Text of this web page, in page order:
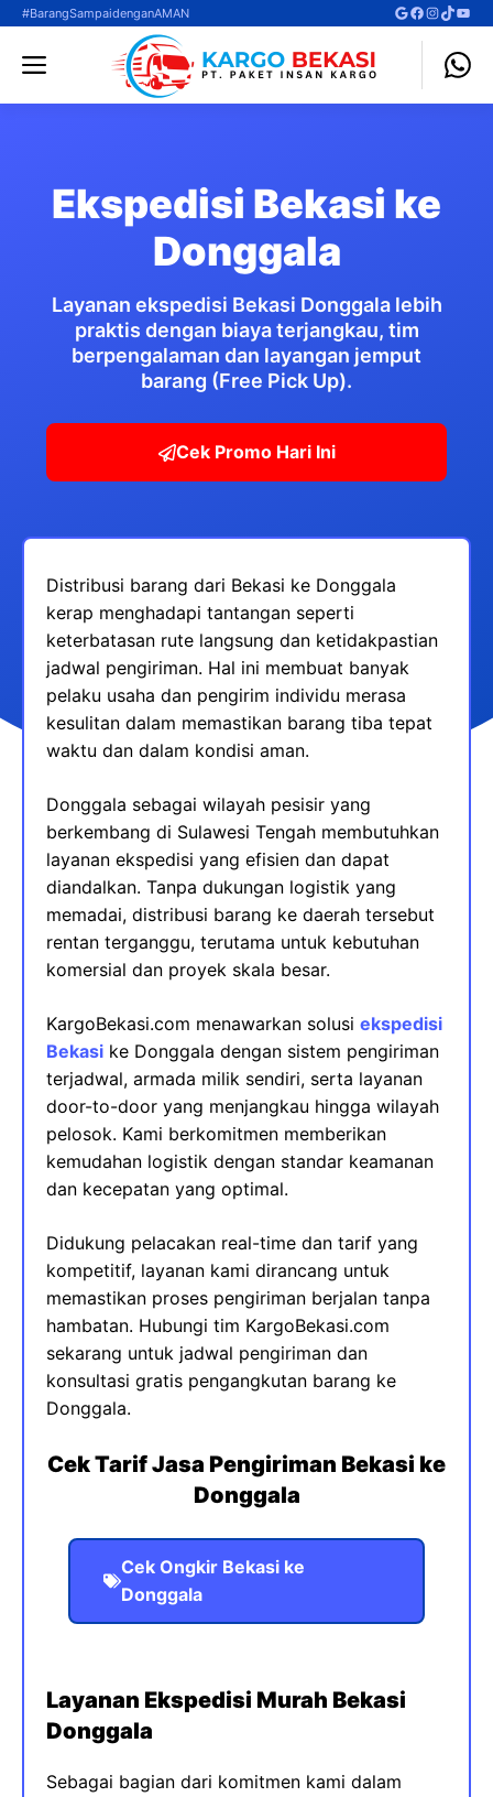
Langsung
#BarangSampaidenganAMAN Google
Facebook
TikTok
Menu
Ekspedisi Bekasi ke
Donggala
Layanan ekspedisi Bekasi Donggala lebih
praktis dengan biaya terjangkau, tim
berpengalaman dan layangan jemput
barang (Free Pick Up).
Cek Promo Hari Ini
Distribusi barang dari Bekasi ke Donggala
kerap menghadapi tantangan seperti
keterbatasan rute langsung dan ketidakpastian
jadwal pengiriman. Hal ini membuat banyak
pelaku usaha dan pengirim individu merasa
kesulitan dalam memastikan barang tiba tepat
waktu dan dalam kondisi aman.
Donggala sebagai wilayah pesisir yang
berkembang di Sulawesi Tengah membutuhkan
layanan ekspedisi yang efisien dan dapat
diandalkan. Tanpa dukungan logistik yang
memadai, distribusi barang ke daerah tersebut
rentan terganggu, terutama untuk kebutuhan
komersial dan proyek skala besar.
KargoBekasi.com menawarkan solusi ekspedisi
Bekasi ke Donggala dengan sistem pengiriman
terjadwal, armada milik sendiri, serta layanan
door-to-door yang menjangkau hingga wilayah
pelosok. Kami berkomitmen memberikan
kemudahan logistik dengan standar keamanan
dan kecepatan yang optimal.
Didukung pelacakan real-time dan tarif yang
kompetitif, layanan kami dirancang untuk
memastikan proses pengiriman berjalan tanpa
hambatan. Hubungi tim KargoBekasi.com
sekarang untuk jadwal pengiriman dan
konsultasi gratis pengangkutan barang ke
Donggala.
Cek Tarif Jasa Pengiriman Bekasi ke
Donggala
Cek Ongkir Bekasi ke
Donggala
Layanan Ekspedisi Murah Bekasi
Donggala
Sebagai bagian dari komitmen kami dalam